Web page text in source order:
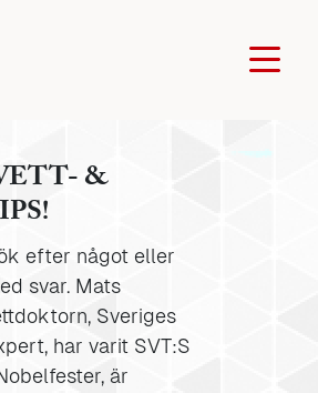
&
efter något eller
svar. Mats
Sveriges
har varit SVT:S
är